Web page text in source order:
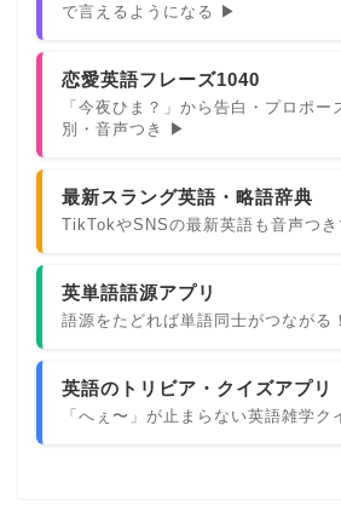
で言えるようになる ▶
恋愛英語フレーズ1040
「今夜ひま？」から告白・プロポー
別・音声つき ▶
最新スラング英語・略語辞典
TikTokやSNSの最新英語も音声つ
英単語語源アプリ
語源をたどれば単語同士がつながる
英語のトリビア・クイズアプリ
「へぇ〜」が止まらない英語雑学